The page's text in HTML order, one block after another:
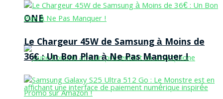
ONE
Le Chargeur 45W de Samsung à Moins de
36€ : Un Bon Plan à Ne Pas Manquer !